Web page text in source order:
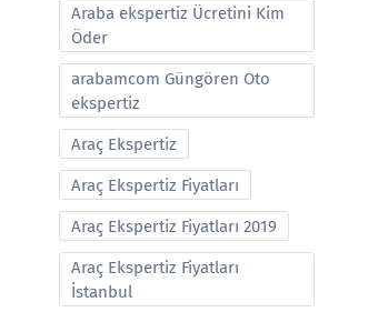
Araba ekspertiz Ücretini Kim
Öder
arabamcom Güngören Oto
ekspertiz
Araç Ekspertiz
Araç Ekspertiz Fiyatları
Araç Ekspertiz Fiyatları 2019
Araç Ekspertiz Fiyatları
İstanbul